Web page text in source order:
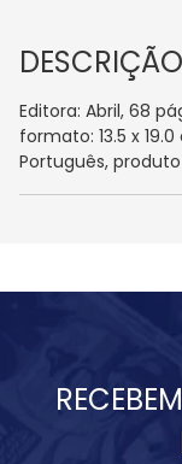
Editora: Abril, 68
formato: 13.5 x
Português,